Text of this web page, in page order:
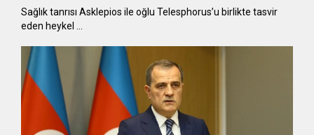
Sağlık tanrısı Asklepios ile oğlu Telesphorus’u birlikte tasvir
eden heykel …